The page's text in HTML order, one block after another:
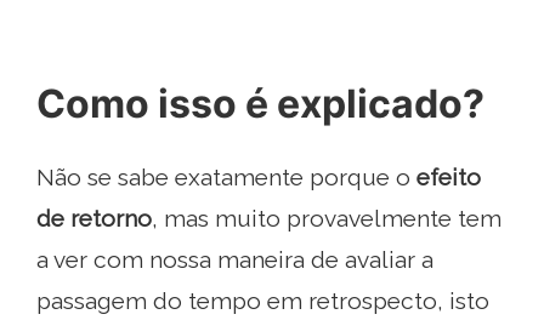
Como isso é explicado?
Não se sabe exatamente porque o efeito
de retorno, mas muito provavelmente tem
a ver com nossa maneira de avaliar a
passagem do tempo em retrospecto, isto